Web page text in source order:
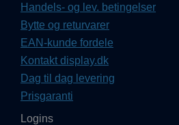
Handels- og lev. betingelser
Bytte og returvarer
EAN-kunde fordele
Kontakt display.dk
Dag til dag levering
Prisgaranti
Logins